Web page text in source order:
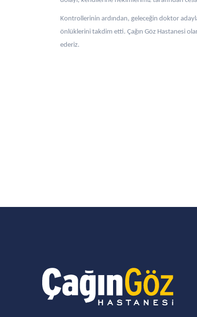
Kontrollerinin ardından, geleceğin doktor
önlüklerini takdim etti. Çağın Göz Hastanesi
ederiz.